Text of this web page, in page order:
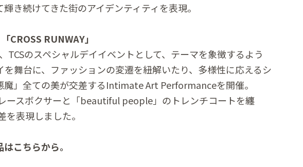
き続けてきた街のアイデンティティを表現。
CROSS RUNWAY」
TCSのスペシャルデイイベントとして、テーマを象徴するよう
を舞台に、ファッションの変遷を紐解いたり、多様性に応えるシ
魔」全ての美が交差するIntimate Art Performanceを開催。
レースボクサーと「beautiful people」のトレンチコートを纏
を表現しました。
こちらから。